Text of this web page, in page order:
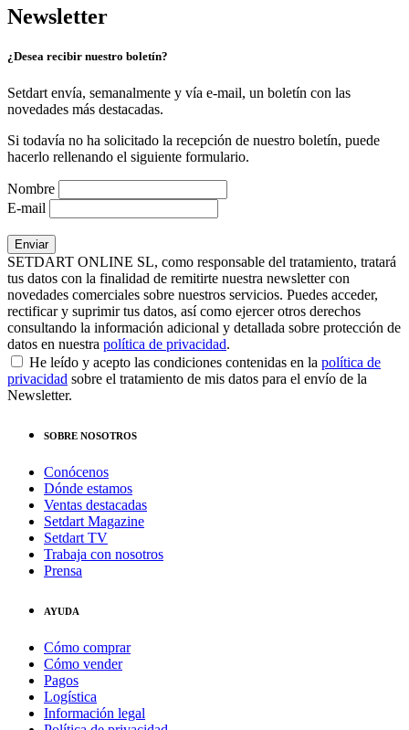
Newsletter
¿Desea recibir nuestro boletín?
Setdart envía, semanalmente y vía e-mail, un boletín con las
novedades más destacadas.
Si todavía no ha solicitado la recepción de nuestro boletín, puede
hacerlo rellenando el siguiente formulario.
Nombre
E-mail
SETDART ONLINE SL, como responsable del tratamiento, tratará
tus datos con la finalidad de remitirte nuestra newsletter con
novedades comerciales sobre nuestros servicios. Puedes acceder,
rectificar y suprimir tus datos, así como ejercer otros derechos
consultando la información adicional y detallada sobre protección de
datos en nuestra política de privacidad.
He leído y acepto las condiciones contenidas en la política de
privacidad sobre el tratamiento de mis datos para el envío de la
Newsletter.
SOBRE NOSOTROS
Conócenos
Dónde estamos
Ventas destacadas
Setdart Magazine
Setdart TV
Trabaja con nosotros
Prensa
AYUDA
Cómo comprar
Cómo vender
Pagos
Logística
Información legal